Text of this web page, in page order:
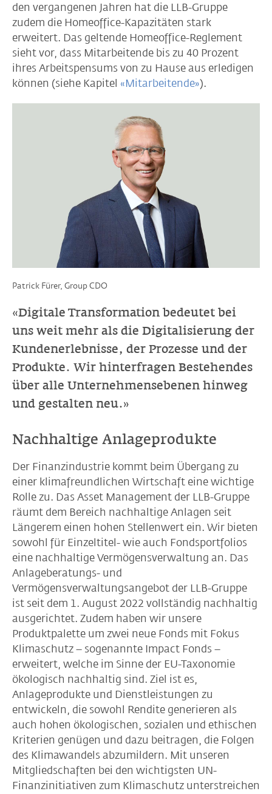
den vergangenen Jahren hat die LLB-Gruppe
zudem die Homeoffice-Kapazitäten stark
erweitert. Das geltende Homeoffice-Reglement
sieht vor, dass Mitarbeitende bis zu 40 Prozent
ihres Arbeitspensums von zu Hause aus erledigen
können (siehe Kapitel «Mitarbeitende»).
Patrick Fürer, Group CDO
«Digitale Transformation bedeutet bei
uns weit mehr als die Digitalisierung der
Kundenerlebnisse, der Prozesse und der
Produkte. Wir hinterfragen Bestehendes
über alle Unternehmensebenen hinweg
und gestalten neu.»
Nachhaltige Anlageprodukte
Der Finanzindustrie kommt beim Übergang zu
einer klimafreundlichen Wirtschaft eine wichtige
Rolle zu. Das Asset Management der LLB-Gruppe
räumt dem Bereich nachhaltige Anlagen seit
Längerem einen hohen Stellenwert ein. Wir bieten
sowohl für Einzeltitel- wie auch Fondsportfolios
eine nachhaltige Vermögensverwaltung an. Das
Anlageberatungs- und
Vermögensverwaltungsangebot der LLB-Gruppe
ist seit dem 1. August 2022 vollständig nachhaltig
ausgerichtet. Zudem haben wir unsere
Produktpalette um zwei neue Fonds mit Fokus
Klimaschutz – sogenannte Impact Fonds –
erweitert, welche im Sinne der EU-Taxonomie
ökologisch nachhaltig sind. Ziel ist es,
Anlageprodukte und Dienstleistungen zu
entwickeln, die sowohl Rendite generieren als
auch hohen ökologischen, sozialen und ethischen
Kriterien genügen und dazu beitragen, die Folgen
des Klimawandels abzumildern. Mit unseren
Mitgliedschaften bei den wichtigsten UN-
Finanzinitiativen zum Klimaschutz unterstreichen